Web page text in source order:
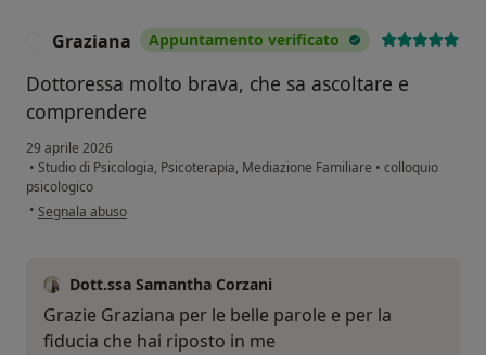
Graziana Appuntamento verificato
Dottoressa molto brava, che sa ascoltare e
comprendere
29 aprile 2026
• Studio di Psicologia, Psicoterapia, Mediazione Familiare • colloquio
psicologico
• secondo l'opinione dell'utente Graziana
Segnala abuso
Dott.ssa Samantha Corzani
Grazie Graziana per le belle parole e per la
fiducia che hai riposto in me